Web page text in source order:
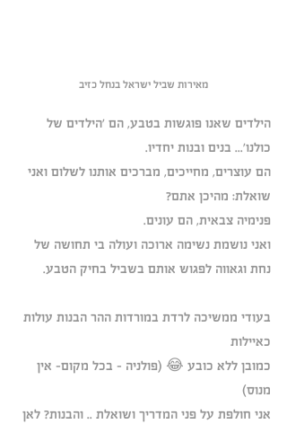
מאירות שביל ישראל בנחל כזיב
הילדים שאנו פוגשות בטבע, הם 'הילדים של
כולנו'... בנים ובנות יחדיו.
הם עוצרים, מחייכים, מברכים אותנו לשלום ואני
שואלת: מהיכן אתם?
פנימיה צבאית, הם עונים.
ואני נושמת נשימה ארוכה ועולה בי תחושה של
נחת וגאווה לפגוש אותם בשביל בחיק הטבע.
בעודי ממשיכה לרדת במורדות ההר הבנות עולות
כאיילות
כמובן ללא כובע 😂 (פולניה - בכל מקום- אין
מנוס)
אני חולפת על פני המדריך ושואלת .. והבנות? לאן